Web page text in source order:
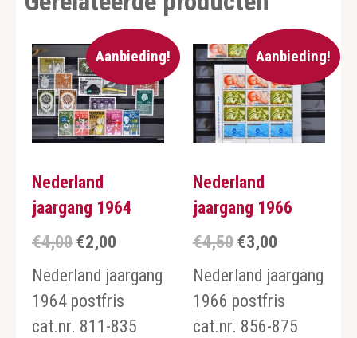
Aanbieding!
Nederland
jaargang 1964
€4,00 Oorspronkelijke
prijs
was:
€4,00.
€2,00
€2,00.
Nederland jaargang
1964 postfris
cat.nr. 811-835
Aanbieding!
Nederland
jaargang 1966
€4,50 Oorspronkelijke
prijs
was:
€4,50.
€3,00Huidige
is:
€3,00.
Nederland jaargang
1966 postfris
cat.nr. 856-875